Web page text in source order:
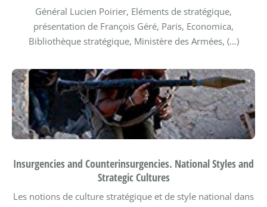
Général Lucien Poirier, Eléments de stratégique,
présentation de François Géré, Paris, Economica,
Bibliothèque stratégique, Ministère des Armées, (…)
Insurgencies and Counterinsurgencies. National Styles and
Strategic Cultures
Les notions de culture stratégique et de style national dans